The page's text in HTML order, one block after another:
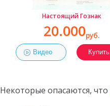
Настоящий Гознак
20.000руб.
Видео Купить
Некоторые опасаются, что